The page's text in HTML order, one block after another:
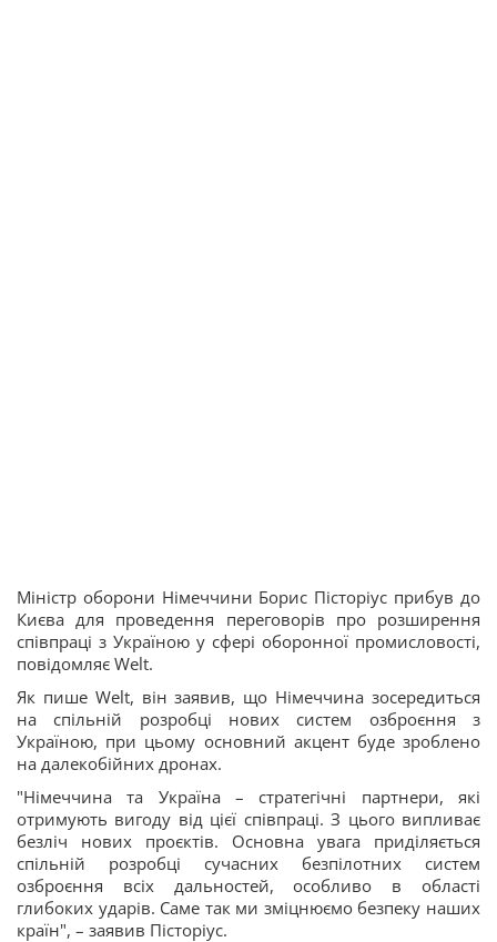
Міністр оборони Німеччини Борис Пісторіус прибув до
Києва для проведення переговорів про розширення
співпраці з Україною у сфері оборонної промисловості,
повідомляє Welt.
Як пише Welt, він заявив, що Німеччина зосередиться
на спільній розробці нових систем озброєння з
Україною, при цьому основний акцент буде зроблено
на далекобійних дронах.
"Німеччина та Україна – стратегічні партнери, які
отримують вигоду від цієї співпраці. З цього випливає
безліч нових проєктів. Основна увага приділяється
спільній розробці сучасних безпілотних систем
озброєння всіх дальностей, особливо в області
глибоких ударів. Саме так ми зміцнюємо безпеку наших
країн", – заявив Пісторіус.